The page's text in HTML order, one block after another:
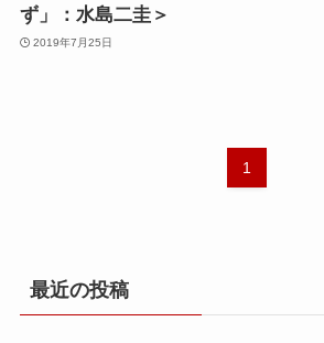
ず」：水島二圭＞
2019年7月25日
1
最近の投稿